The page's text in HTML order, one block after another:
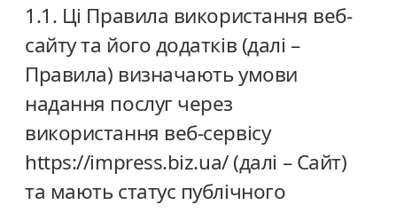
1.1. Ці Правила використання веб-
сайту та його додатків (далі –
Правила) визначають умови
надання послуг через
використання веб-сервісу
https://impress.biz.ua/ (далі – Сайт)
та мають статус публічного